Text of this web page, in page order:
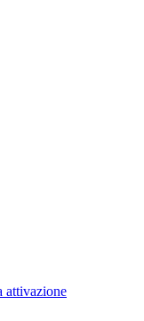
attivazione